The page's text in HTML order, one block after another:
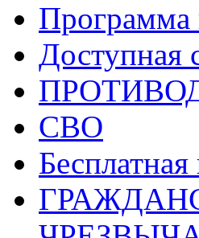
Программа
Доступная
СВО